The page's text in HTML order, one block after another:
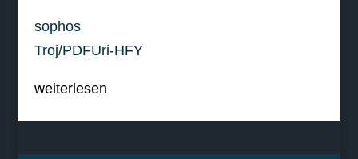
sophos
Troj/PDFUri-HFY
weiterlesen